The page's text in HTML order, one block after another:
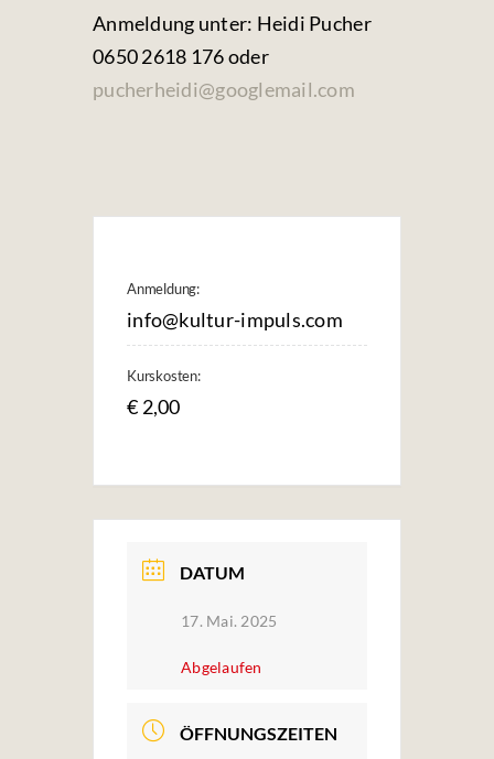
Anmeldung unter: Heidi Pucher
0650 2618 176 oder
pucherheidi@googlemail.com
Anmeldung:
info@kultur-impuls.com
Kurskosten:
€ 2,00
DATUM
17. Mai. 2025
Abgelaufen
ÖFFNUNGSZEITEN